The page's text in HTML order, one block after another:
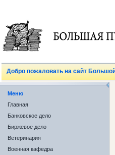
Добро пожаловать на сайт
Меню
Главная
Банковское дело
Биржевое дело
Ветеринария
Военная кафедра